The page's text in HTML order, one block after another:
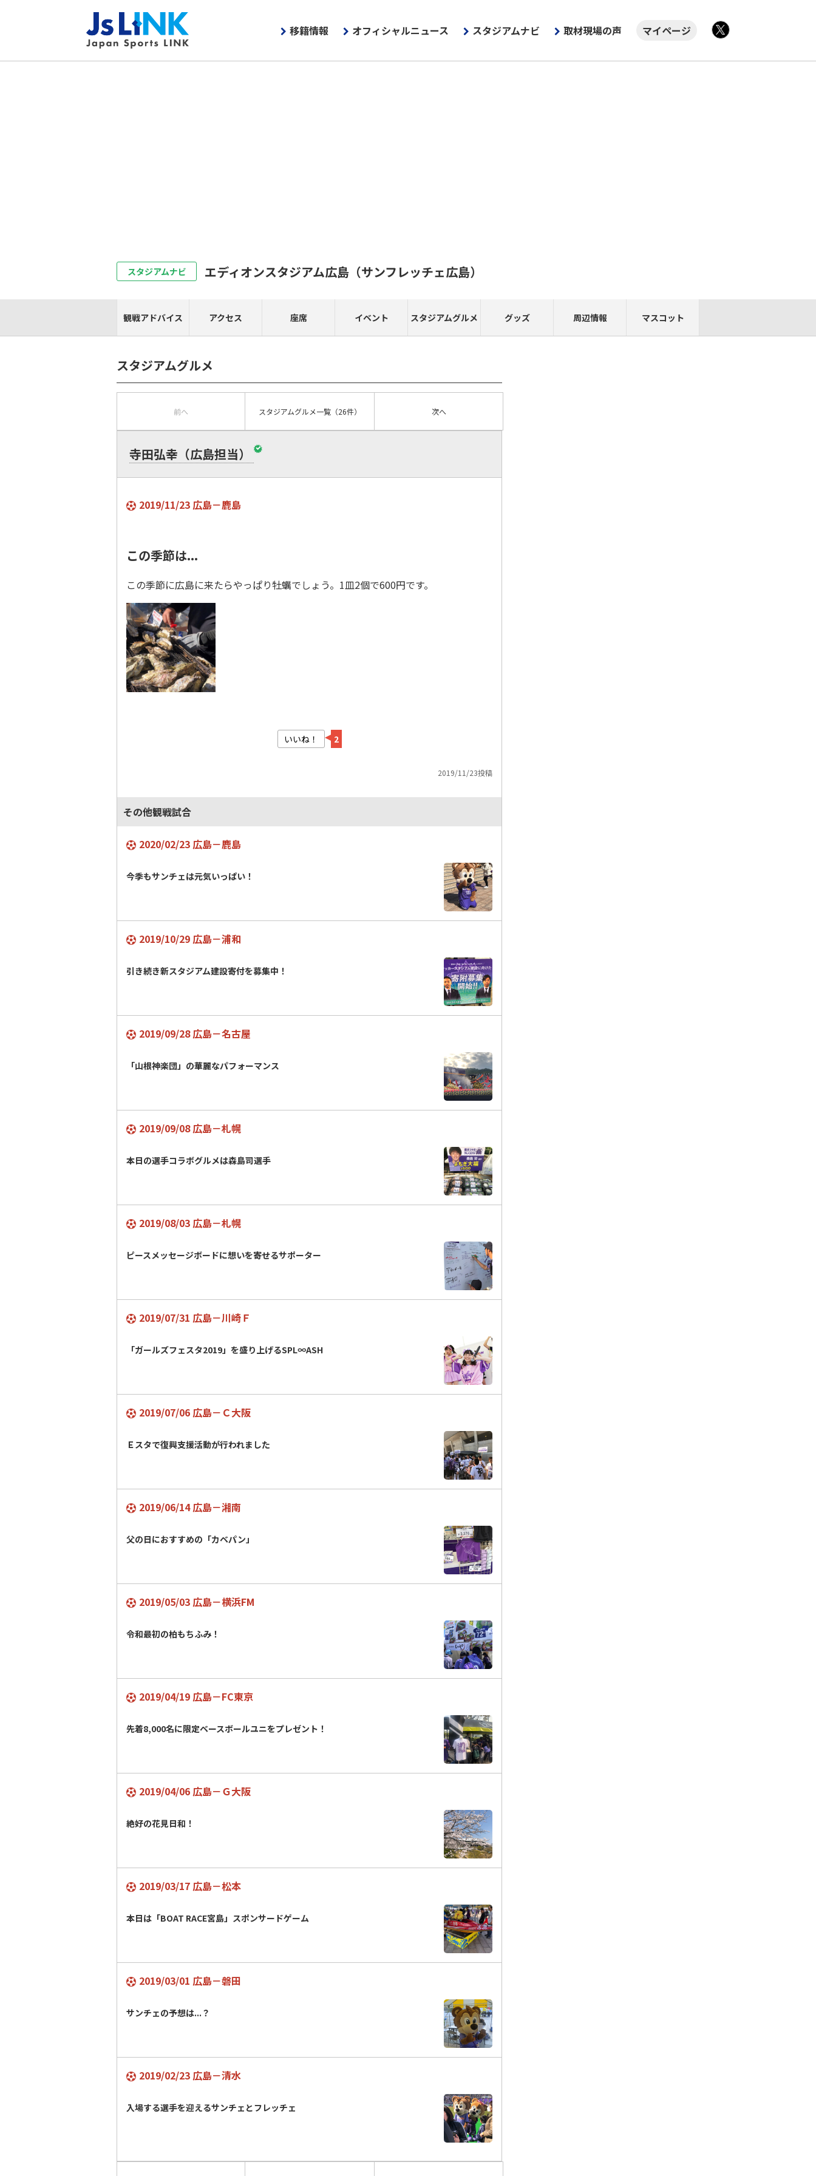
移籍情報 オフィシャルニュース スタジアムナビ 取材現場の声
マイページ
スタジアムナビ エディオンスタジアム広島 （サンフレッチェ広島）
観戦アドバイス アクセス 座席 イベント スタジアムグルメ グッズ 周辺情報 マスコット
スタジアムグルメ
前へ スタジアムグルメ一覧（26件） 次へ
寺田弘幸（広島担当）
2019/11/23 広島－鹿島
この季節は...
この季節に広島に来たらやっぱり牡蠣でしょう。1皿2個で600円です。
いいね！ 2
2019/11/23投稿
その他観戦試合
2020/02/23 広島－鹿島
今季もサンチェは元気いっぱい！
2019/10/29 広島－浦和
引き続き新スタジアム建設寄付を募集中！
2019/09/28 広島－名古屋
「山根神楽団」の華麗なパフォーマンス
2019/09/08 広島－札幌
本日の選手コラボグルメは森島司選手
2019/08/03 広島－札幌
ピースメッセージボードに想いを寄せるサポーター
2019/07/31 広島－川崎Ｆ
「ガールズフェスタ2019」を盛り上げるSPL∞ASH
2019/07/06 広島－Ｃ大阪
Ｅスタで復興支援活動が行われました
2019/06/14 広島－湘南
父の日におすすめの「カベパン」
2019/05/03 広島－横浜FM
令和最初の柏もちふみ！
2019/04/19 広島－FC東京
先着8,000名に限定ベースボールユニをプレゼント！
2019/04/06 広島－Ｇ大阪
絶好の花見日和！
2019/03/17 広島－松本
本日は「BOAT RACE宮島」スポンサードゲーム
2019/03/01 広島－磐田
サンチェの予想は...？
2019/02/23 広島－清水
入場する選手を迎えるサンチェとフレッチェ